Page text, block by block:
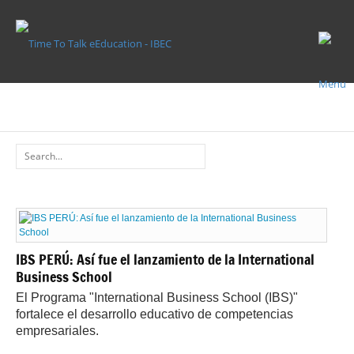
IBS PERÚ: Así fue el lanzamiento de la International
Business School
El Programa "International Business School (IBS)"
fortalece el desarrollo educativo de competencias
empresariales.